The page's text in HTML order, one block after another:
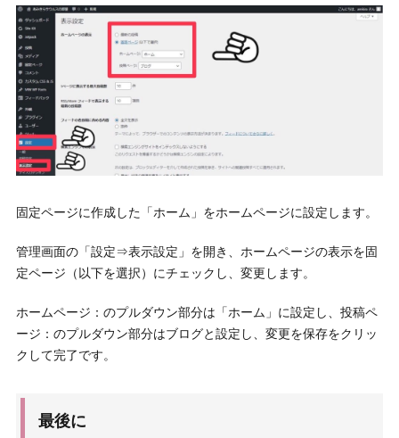
固定ページに作成した「ホーム」をホームページに設定します。
管理画面の「設定⇒表示設定」を開き、ホームページの表示を固
定ページ（以下を選択）にチェックし、変更します。
ホームページ：のプルダウン部分は「ホーム」に設定し、投稿ペ
ージ：のプルダウン部分はブログと設定し、変更を保存をクリッ
クして完了です。
最後に